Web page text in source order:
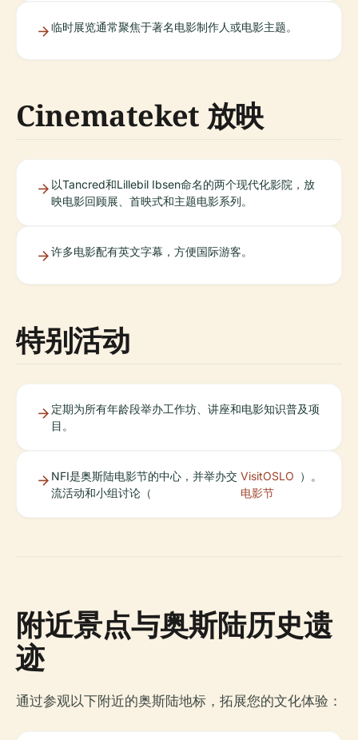
临时展览通常聚焦于著名电影制作人或电影主题。
Cinemateket 放映
以Tancred和Lillebil Ibsen命名的两个现代化影院，放
映电影回顾展、首映式和主题电影系列。
许多电影配有英文字幕，方便国际游客。
特别活动
定期为所有年龄段举办工作坊、讲座和电影知识普及项
目。
NFI是奥斯陆电影节的中心，并举办交
流活动和小组讨论（
VisitOSLO
电影节
）。
附近景点与奥斯陆历史遗
迹
通过参观以下附近的奥斯陆地标，拓展您的文化体验：